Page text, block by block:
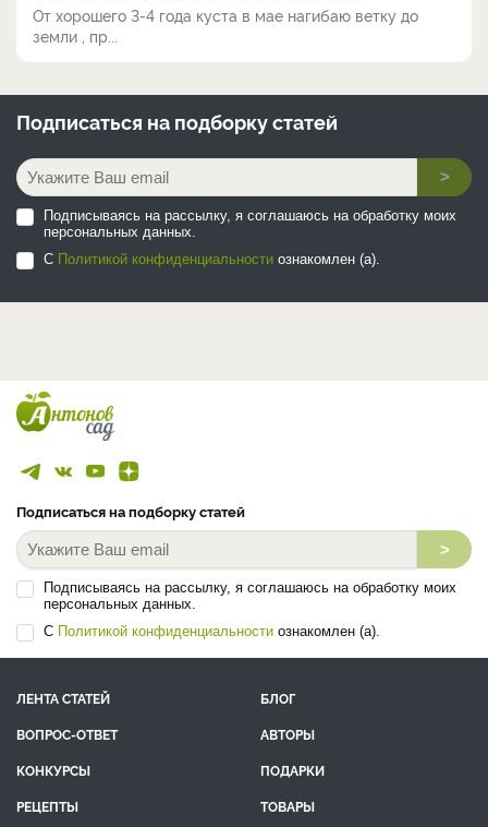
От хорошего 3-4 года куста в мае нагибаю ветку до
земли , пр...
Подписаться на подборку статей
>
Подписываясь на рассылку, я соглашаюсь на обработку моих
персональных данных.
С Политикой конфиденциальности ознакомлен (а).
Подписаться на подборку статей
>
Подписываясь на рассылку, я соглашаюсь на обработку моих
персональных данных.
С Политикой конфиденциальности ознакомлен (а).
ЛЕНТА СТАТЕЙ
БЛОГ
ВОПРОС-ОТВЕТ
АВТОРЫ
КОНКУРСЫ
ПОДАРКИ
РЕЦЕПТЫ
ТОВАРЫ